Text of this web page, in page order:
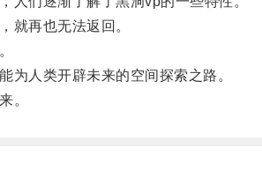
再也无法返回。
人类开辟未来的空间探索之路。
。